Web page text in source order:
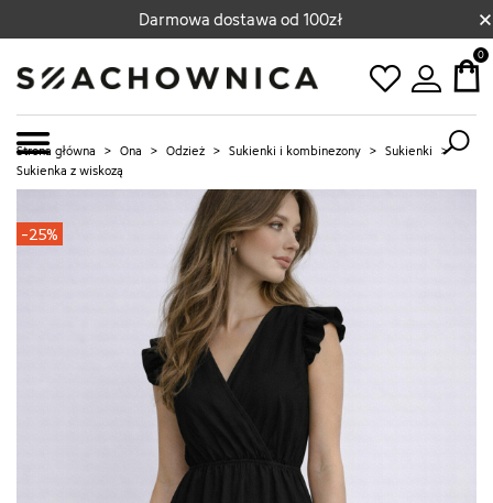
Darmowa dostawa od 100zł ×
0
Strona główna > Ona > Odzież > Sukienki i kombinezony > Sukienki >
Sukienka z wiskozą
-25%